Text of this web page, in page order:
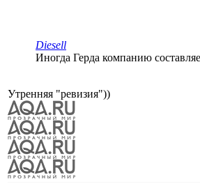
Diesell
Иногда Герда компанию
Утренняя "ревизия"))